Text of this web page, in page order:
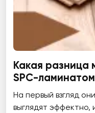
Какая разница
SPC-
На первый взгляд
выглядят